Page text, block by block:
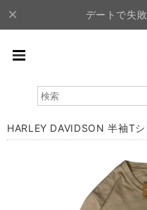
デートで失
HARLEY DAVIDSON 半袖T